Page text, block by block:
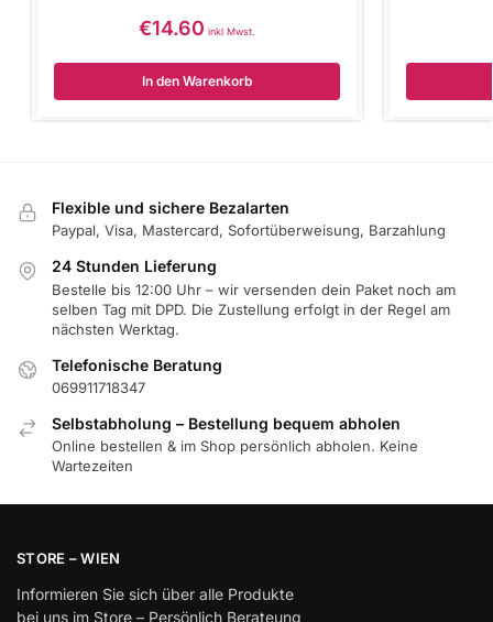
€14.60 inkl Mwst.
In den Warenkorb
Flexible und sichere Bezalarten
Paypal, Visa, Mastercard, Sofortüberweisung, Barzahlung
24 Stunden Lieferung
Bestelle bis 12:00 Uhr – wir versenden dein Paket noch am
selben Tag mit DPD. Die Zustellung erfolgt in der Regel am
nächsten Werktag.
Telefonische Beratung
069911718347
Selbstabholung – Bestellung bequem abholen
Online bestellen & im Shop persönlich abholen. Keine
Wartezeiten
STORE – WIEN
Informieren Sie sich über alle Produkte
bei uns im Store – Persönlich Berateung